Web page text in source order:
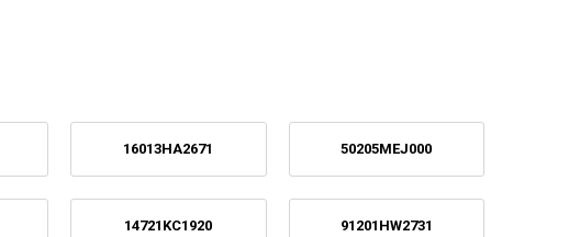
16013HA2671 50205MEJ000
14721KC1920 91201HW2731